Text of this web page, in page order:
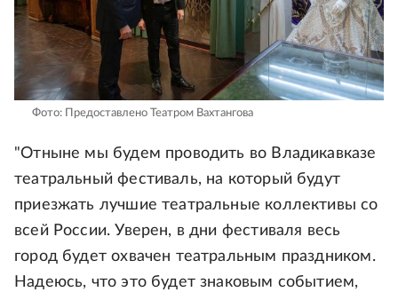
Фото: Предоставлено Театром Вахтангова
"Отныне мы будем проводить во Владикавказе
театральный фестиваль, на который будут
приезжать лучшие театральные коллективы со
всей России. Уверен, в дни фестиваля весь
город будет охвачен театральным праздником.
Надеюсь, что это будет знаковым событием,